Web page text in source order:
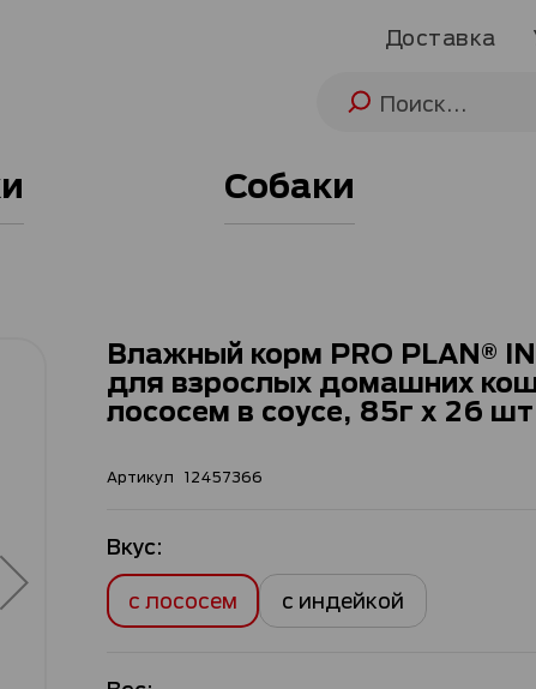
Доставка
Собаки
Влажный корм PRO PLAN®
для взрослых домашних
лососем в соусе, 85г x 26 шт
Артикул 12457366
Вкус:
с лососем
с индейкой